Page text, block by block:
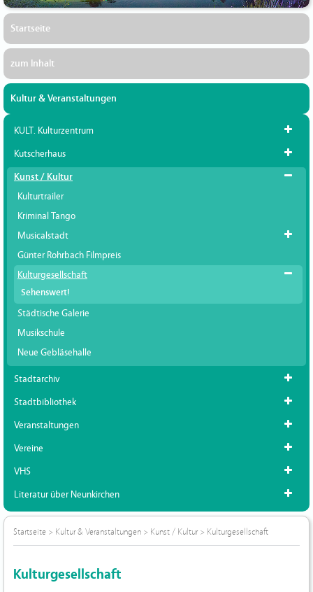
Startseite
zum Inhalt
Kultur & Veranstaltungen
KULT. Kulturzentrum
Kutscherhaus
Kunst / Kultur
Kulturtrailer
Kriminal Tango
Musicalstadt
Günter Rohrbach Filmpreis
Kulturgesellschaft
Sehenswert!
Städtische Galerie
Musikschule
Neue Gebläsehalle
Stadtarchiv
Stadtbibliothek
Veranstaltungen
Vereine
VHS
Literatur über Neunkirchen
Startseite > Kultur & Veranstaltungen > Kunst / Kultur> Kulturgesellschaft
Kulturgesellschaft